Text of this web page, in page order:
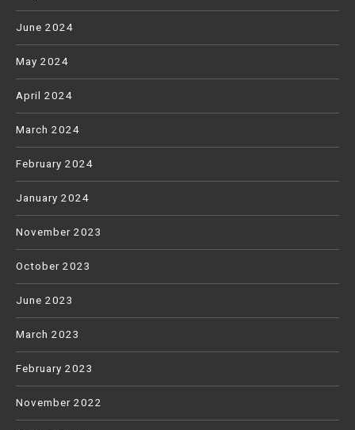
June 2024
May 2024
April 2024
March 2024
February 2024
January 2024
November 2023
October 2023
June 2023
March 2023
February 2023
November 2022